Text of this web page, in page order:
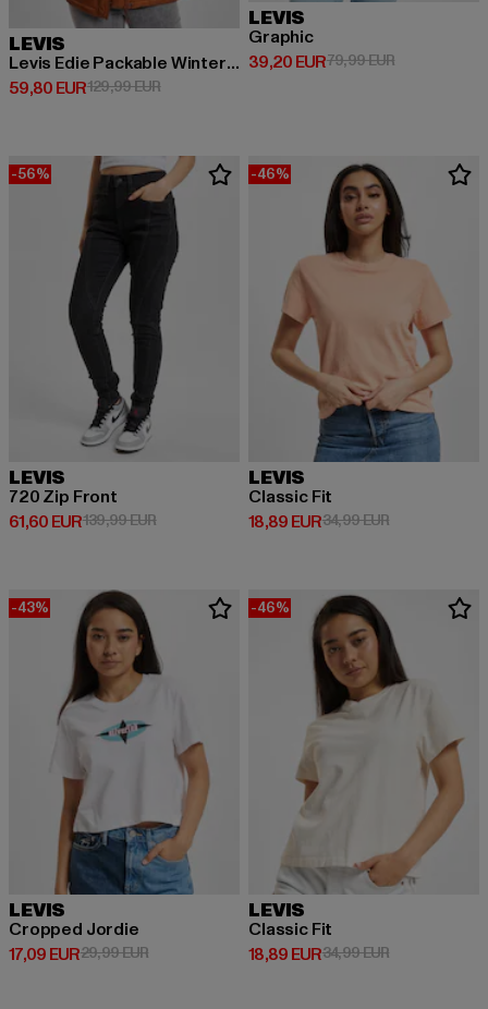
LEVIS
Levis Edie Packable Winterjacke
59,80 EUR
Derzeitiger Preis: 59,80 EUR
129,99 EURAktionspreis: 129,99 EUR
LEVIS
Graphic
39,20 EUR
Derzeitiger Preis: 39,20 EUR
79,99 EURAktionspreis:
-56%
LEVIS
720 Zip Front
61,60 EUR
Derzeitiger Preis: 61,60 EUR
139,99 EURAktionspreis: 139,99 EUR
-46%
LEVIS
Classic Fit
18,89 EUR
Derzeitiger Preis: 18,89 EUR
34,99 EURAktionspreis:
-43%
LEVIS
Cropped Jordie
17,09 EUR
Derzeitiger Preis: 17,09 EUR
29,99 EURAktionspreis: 29,99 EUR
-46%
LEVIS
Classic Fit
18,89 EUR
Derzeitiger Preis: 18,89 EUR
34,99 EURAktionspreis: